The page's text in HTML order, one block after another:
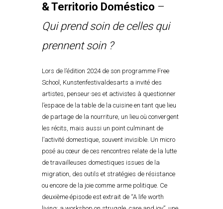
& Territorio Doméstico –
Qui prend soin de celles qui
prennent soin ?
Lors de l’édition 2024 de son programme Free
School, Kunstenfestivaldesarts a invité des
artistes, penseur·ses et activistes à questionner
l’espace de la table de la cuisine en tant que lieu
de partage de la nourriture, un lieu où convergent
les récits, mais aussi un point culminant de
l’activité domestique, souvent invisible. Un micro
posé au cœur de ces rencontres relate de la lutte
de travailleuses domestiques issues de la
migration, des outils et stratégies de résistance
ou encore de la joie comme arme politique. Ce
deuxième épisode est extrait de “A life worth